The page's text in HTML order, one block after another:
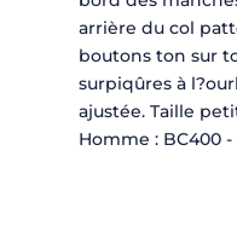
arrière du col
boutons ton sur
surpiqûres à
ajustée. Taille
Homme : BC400